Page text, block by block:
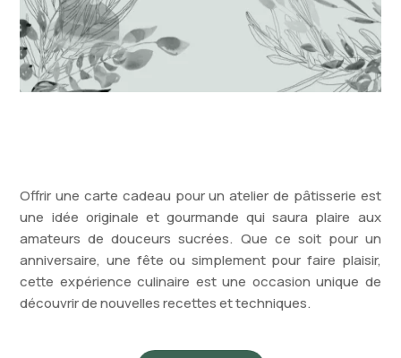
Offrir une carte cadeau pour un atelier de pâtisserie est
une idée originale et gourmande qui saura plaire aux
amateurs de douceurs sucrées. Que ce soit pour un
anniversaire, une fête ou simplement pour faire plaisir,
cette expérience culinaire est une occasion unique de
découvrir de nouvelles recettes et techniques.